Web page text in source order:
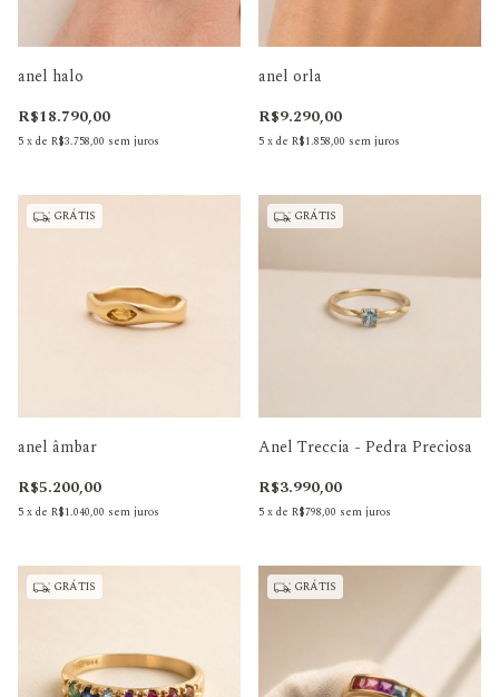
anel halo
R$18.790,00
5xde R$3.758,00 sem juros
anel orla
R$9.290,00
5xde R$1.858,00 sem juros
GRÁTIS
anel âmbar
R$5.200,00
5xde R$1.040,00 sem juros
GRÁTIS
Anel Treccia - Pedra Preciosa
R$3.990,00
5xde R$798,00 sem juros
GRÁTIS GRÁTIS